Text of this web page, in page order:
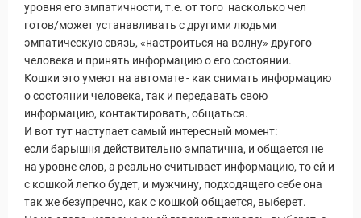
уровня его эмпатичности, т.е. от того насколько чел
готов/может устанавливать с другими людьми
эмпатическую связь, «настроиться на волну» другого
человека и принять информацию о его состоянии.
Кошки это умеют на автомате - как снимать информацию
о состоянии человека, так и передавать свою
информацию, контактировать, общаться.
И вот тут наступает самый интересный момент:
если барышня действительно эмпатична, и общается не
на уровне слов, а реально считывает информацию, то ей и
с кошкой легко будет, и мужчину, подходящего себе она
так же безупречно, как с кошкой общается, выберет.